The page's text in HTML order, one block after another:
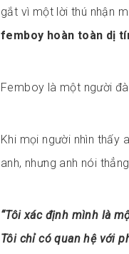
gắt vì một lời thú nhận
femboy hoàn toàn dị
Femboy là một người
Khi mọi người nhìn thấy
anh, nhưng anh nói
“Tôi xác định mình là
Tôi chỉ có quan hệ với